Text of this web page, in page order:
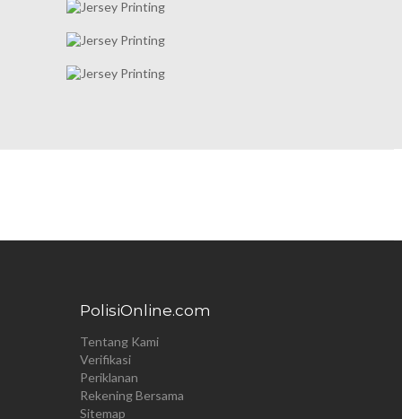
PolisiOnline.com
Tentang Kami
Verifikasi
Periklanan
Rekening Bersama
Sitemap